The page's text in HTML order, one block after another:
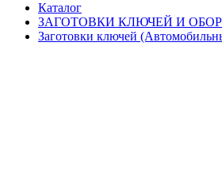
Каталог
ЗАГОТОВКИ КЛЮЧЕЙ И
Заготовки ключей